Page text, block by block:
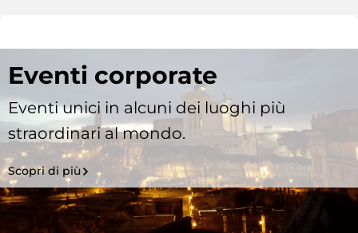
Eventi corporate
Eventi unici in alcuni dei luoghi più
straordinari al mondo.
Scopri di più